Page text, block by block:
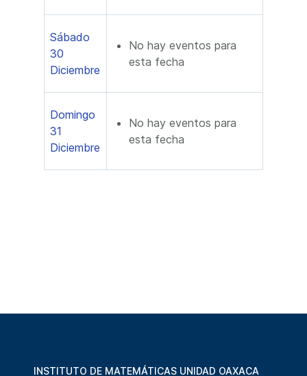
Sábado
30
Diciembre
No hay eventos para
esta fecha
Domingo
31
Diciembre
No hay eventos para
esta fecha
INSTITUTO DE MATEMÁTICAS UNIDAD OAXACA